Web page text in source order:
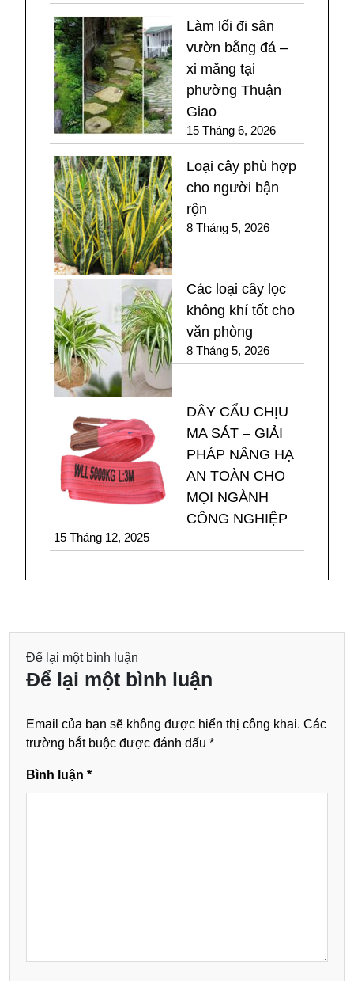
Làm lối đi sân
vườn bằng đá –
xi măng tại
phường Thuận
Giao
15 Tháng 6, 2026
Loại cây phù hợp
cho người bận
rộn
8 Tháng 5, 2026
Các loại cây lọc
không khí tốt cho
văn phòng
8 Tháng 5, 2026
DÂY CẨU CHỊU
MA SÁT – GIẢI
PHÁP NÂNG HẠ
AN TOÀN CHO
MỌI NGÀNH
CÔNG NGHIỆP
15 Tháng 12, 2025
Để lại một bình luận
Để lại một bình luận
Email của bạn sẽ không được hiển thị công khai. Các
trường bắt buộc được đánh dấu *
Bình luận *